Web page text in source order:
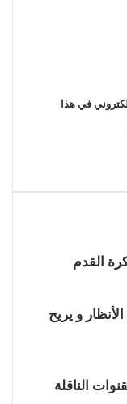
في هذا
و يريح
كأس العرب 2025 والقنوات الناقلة